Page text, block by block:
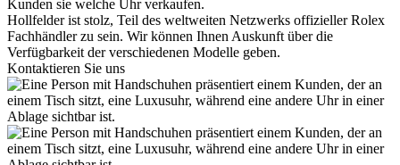
Kunden sie welche Uhr verkaufen.
Hollfelderist stolz, Teil des weltweiten Netzwerks offiziellerRolex
Fachhändler zu sein. Wir können Ihnen Auskunft über die
Verfügbarkeit der verschiedenen Modelle geben.
Kontaktieren Sie uns